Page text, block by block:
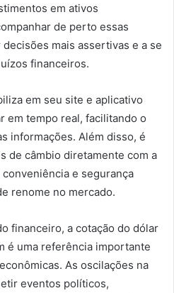
em ativos
de perto essas
mais assertivas e a se
financeiros.
em seu site e aplicativo
em tempo real, facilitando o
informações. Além disso, é
de câmbio diretamente com a
e segurança
renome no mercado.
financeiro, a cotação do dólar
é uma referência importante
As oscilações na
eventos políticos,